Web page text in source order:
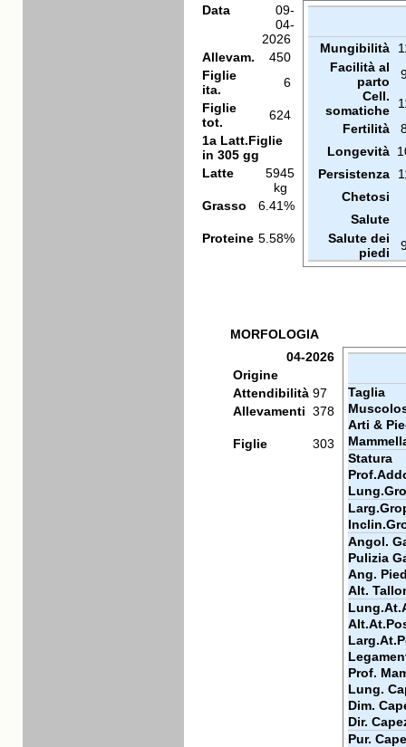
Data
09-
04-
2026
Allevam.
450
Figlie
ita.
6
Figlie
tot.
624
1a Latt.Figlie
in 305 gg
Latte
5945
kg
Grasso
6.41%
Proteine 5.58%
Mungibilità
Facilità al
parto
Cell.
somatiche
Fertilità
Longevità
Persistenza
Chetosi
Salute
Salute dei
piedi
MORFOLOGIA
04-2026
Origine
Attendibilità 97
Allevamenti 378
Figlie 303
Taglia
Arti &
Statura
Angol.
Pulizia
Ang.
Alt.
Prof.
Lung.
Dim.
Dir.
Pur.